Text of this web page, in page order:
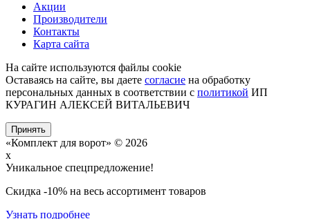
Акции
Производители
Контакты
Карта сайта
На сайте используются файлы cookie
Оставаясь на сайте, вы даете согласие на обработку
персональных данных в соответствии с политикой ИП
КУРАГИН АЛЕКСЕЙ ВИТАЛЬЕВИЧ
Принять
«Комплект для ворот» © 2026
x
Уникальное спецпредложение!
Cкидка -10% на весь ассортимент товаров
Узнать подробнее